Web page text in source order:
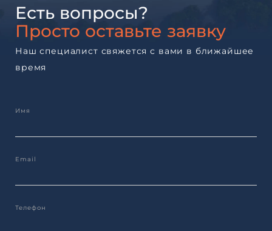
Есть вопросы?
Просто оставьте заявку
Наш специалист свяжется с вами в ближайшее
время